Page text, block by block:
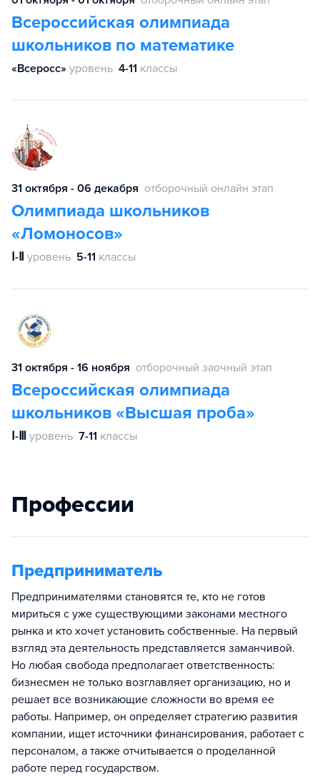
Всероссийская олимпиада
школьников по математике
«Всеросс» уровень 4-11 классы
31 октября - 06 декабря отборочный онлайн этап
Олимпиада школьников
«Ломоносов»
Ⅰ-Ⅱ уровень 5-11 классы
31 октября - 16 ноября отборочный заочный этап
Всероссийская олимпиада
школьников «Высшая проба»
Ⅰ-Ⅲ уровень 7-11 классы
Профессии
Предприниматель
Предпринимателями становятся те, кто не готов
мириться с уже существующими законами местного
рынка и кто хочет установить собственные. На первый
взгляд эта деятельность представляется заманчивой.
Но любая свобода предполагает ответственность:
бизнесмен не только возглавляет организацию, но и
решает все возникающие сложности во время ее
работы. Например, он определяет стратегию развития
компании, ищет источники финансирования, работает с
персоналом, а также отчитывается о проделанной
работе перед государством.